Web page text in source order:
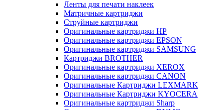
Ленты для печати наклеек
Матричные картриджи
Струйные картриджи
Оригинальные картриджи HP
Оригинальные картриджи EPSON
Оригинальные картриджи SAMSUNG
Картриджи BROTHER
Оригинальные картриджи XEROX
Оригинальные картриджи CANON
Оригинальные Картриджи LEXMARK
Оригинальные Картриджи KYOCERA
Оригинальные картриджи Sharp